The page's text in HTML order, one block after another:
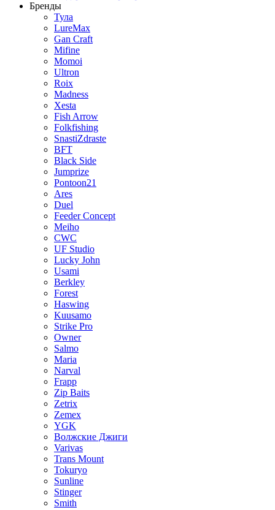
Бренды
Тула
LureMax
Gan Craft
Mifine
Momoi
Ultron
Roix
Madness
Xesta
Fish Arrow
Folkfishing
SnastiZdraste
BFT
Black Side
Jumprize
Pontoon21
Ares
Duel
Feeder Concept
Meiho
CWC
UF Studio
Lucky John
Usami
Berkley
Forest
Haswing
Kuusamo
Strike Pro
Owner
Salmo
Maria
Narval
Frapp
Zip Baits
Zetrix
Zemex
YGK
Волжские Джиги
Varivas
Trans Mount
Tokuryo
Sunline
Stinger
Smith